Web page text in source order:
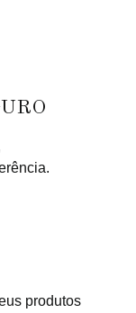
produtos